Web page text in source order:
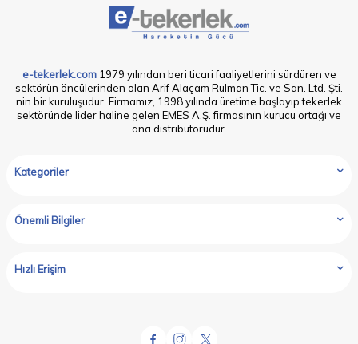
e-tekerlek.com1979 yılından beri ticari faaliyetlerini sürdüren ve
sektörün öncülerinden olan Arif Alaçam Rulman Tic. ve San. Ltd. Şti.
nin bir kuruluşudur. Firmamız, 1998 yılında üretime başlayıp tekerlek
sektöründe lider haline gelen EMES A.Ş. firmasının kurucu ortağı ve
ana distribütörüdür.
Kategoriler
Önemli Bilgiler
Hızlı Erişim